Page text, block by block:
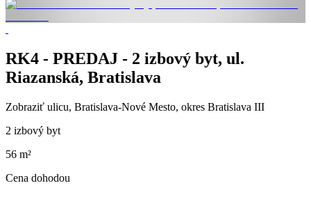
RK4 - PREDAJ - 2 izbový byt, ul.
Riazanská, Bratislava
Zobraziť ulicu, Bratislava-Nové Mesto, okres Bratislava III
2 izbový byt
56 m²
Cena dohodou